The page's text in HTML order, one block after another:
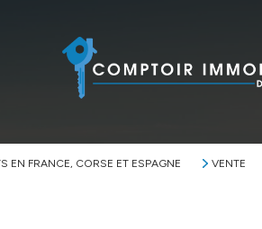
EN FRANCE, CORSE ET ESPAGNE VENTE